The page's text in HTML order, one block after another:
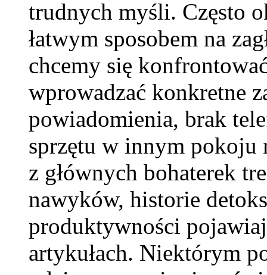
trudnych myśli. Często
łatwym sposobem na
chcemy się
wprowadzać konkretne
powiadomienia, brak
sprzętu w innym pokoju
z głównych bohaterek
nawyków, historie
produktywności
artykułach. Niektórym